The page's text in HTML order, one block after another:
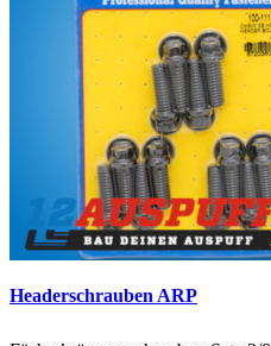
Headerschrauben ARP